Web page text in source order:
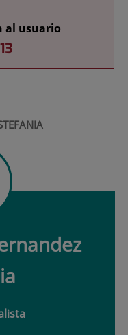
al usuario